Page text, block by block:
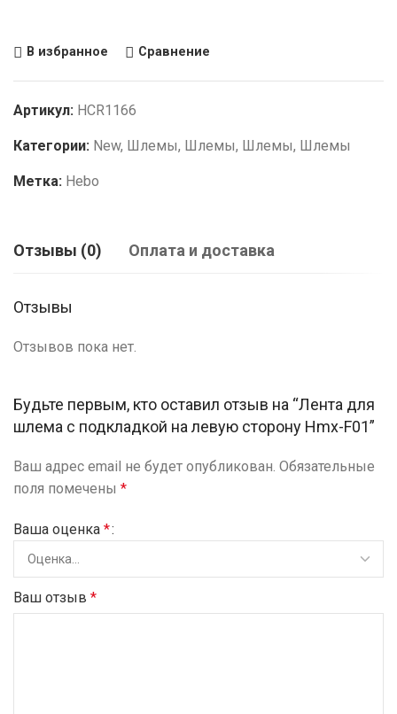
В избранное Сравнение
Артикул: HCR1166
Категории: New, Шлемы, Шлемы, Шлемы, Шлемы
Метка: Hebo
Отзывы (0) Оплата и доставка
Отзывы
Отзывов пока нет.
Будьте первым, кто оставил отзыв на “Лента для
шлема с подкладкой на левую сторону Hmx-F01”
Ваш адрес email не будет опубликован. Обязательные
поля помечены *
Ваша оценка *
Ваш отзыв *